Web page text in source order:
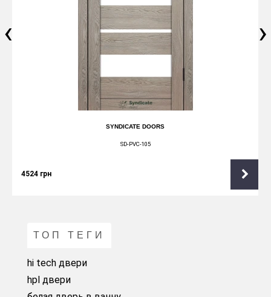
SYNDICATE DOORS
SD-PVC-105
4524 грн
‹ ›
ТОП ТЕГИ
hi tech двери
hpl двери